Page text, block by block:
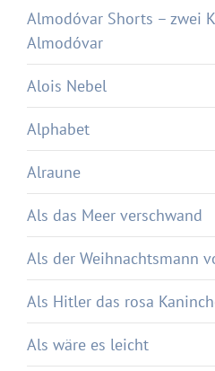
Almodóvar Shorts – zwei
Almodóvar
Alois Nebel
Alphabet
Alraune
Als das Meer verschwand
Als der Weihnachtsmann
Als Hitler das rosa
Als wäre es leicht